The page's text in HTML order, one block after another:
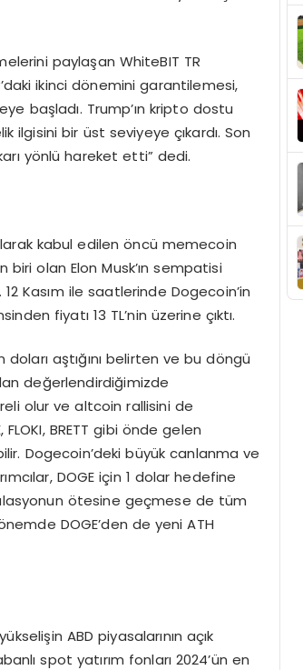
paylaşan WhiteBIT TR
ikinci dönemini garantilemesi,
başladı. Trump’ın kripto dostu
ilgisini bir üst seviyeye çıkardı. Son
yönlü hareket etti” dedi.
kabul edilen öncü memecoin
olan Elon Musk’ın sempatisi
Kasım ile saatlerinde Dogecoin’in
fiyatı 13 TL’nin üzerine çıktı.
aştığını belirten ve bu döngü
değerlendirdiğimizde
olur ve altcoin rallisini de
BRETT gibi önde gelen
Dogecoin’deki büyük canlanma ve
DOGE için 1 dolar hedefine
ötesine geçmese de tüm
DOGE’den de yeni ATH
ABD piyasalarının açık
spot yatırım fonları 2024’ün en